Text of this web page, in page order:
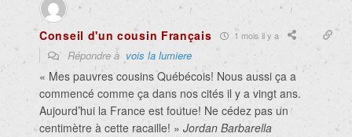
Conseil d'un cousin Français 1 mois il y a
Répondre à vois la lumiere
« Mes pauvres cousins Québécois! Nous aussi ça a
commencé comme ça dans nos cités il y a vingt ans.
Aujourd’hui la France est foutue! Ne cédez pas un
centimètre à cette racaille! » Jordan Barbarella